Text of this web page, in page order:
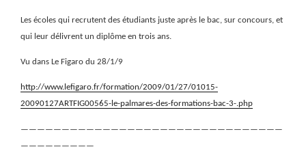
Les écoles qui recrutent des étudiants juste après le bac, sur concours, et
qui leur délivrent un diplôme en trois ans.
Vu dans Le Figaro du 28/1/9
http://www.lefigaro.fr/formation/2009/01/27/01015-
20090127ARTFIG00565-le-palmares-des-formations-bac-3-.php
————————————————————————————————
—————————